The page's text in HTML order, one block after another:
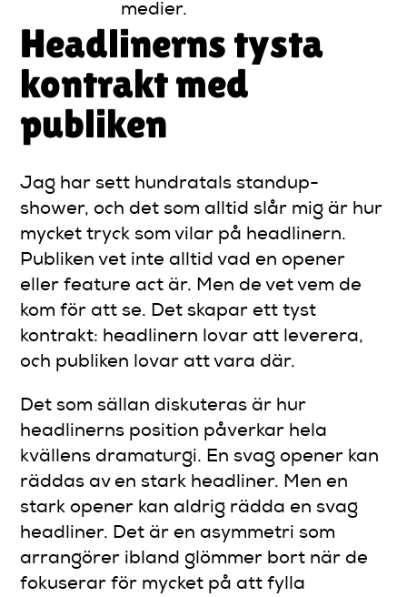
medier.
Headlinerns tysta
kontrakt med
publiken
Jag har sett hundratals standup-
shower, och det som alltid slår mig är hur
mycket tryck som vilar på headlinern.
Publiken vet inte alltid vad en opener
eller feature act är. Men de vet vem de
kom för att se. Det skapar ett tyst
kontrakt: headlinern lovar att leverera,
och publiken lovar att vara där.
Det som sällan diskuteras är hur
headlinerns position påverkar hela
kvällens dramaturgi. En svag opener kan
räddas av en stark headliner. Men en
stark opener kan aldrig rädda en svag
headliner. Det är en asymmetri som
arrangörer ibland glömmer bort när de
fokuserar för mycket på att fylla